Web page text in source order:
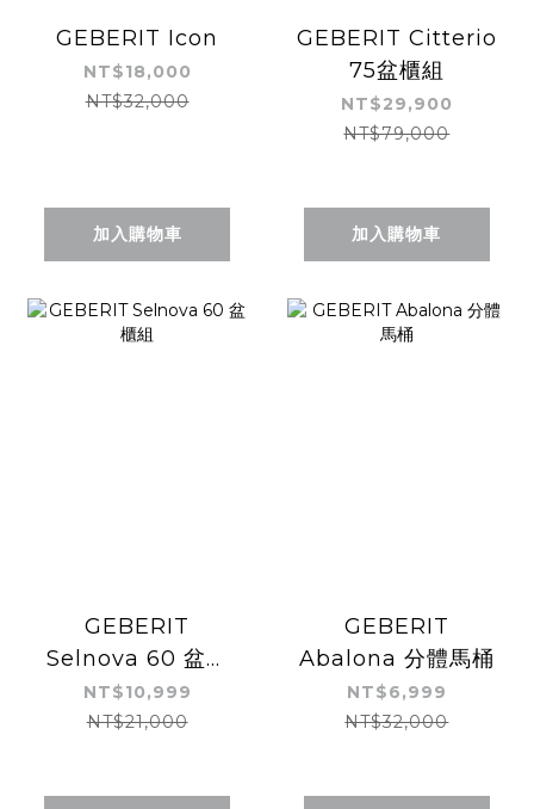
GEBERIT Icon
NT$18,000
NT$32,000
加入購物車
GEBERIT Citterio
75盆櫃組
NT$29,900
NT$79,000
加入購物車
GEBERIT
Selnova 60 盆櫃
組
NT$10,999
NT$21,000
GEBERIT
Abalona 分體馬桶
NT$6,999
NT$32,000